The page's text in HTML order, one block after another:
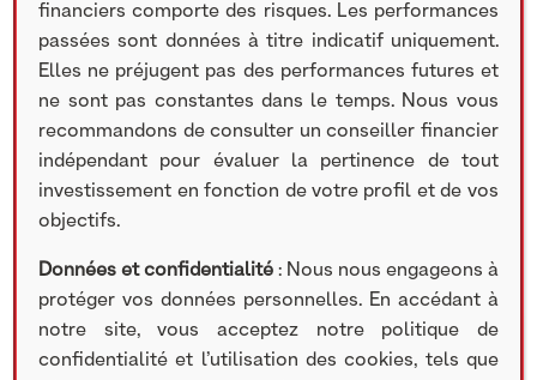
PUBLICATIONS
30 JANVIER 2023
financiers comporte des risques. Les performances
passées sont données à titre indicatif uniquement.
Elles ne préjugent pas des performances futures et
ne sont pas constantes dans le temps. Nous vous
recommandons de consulter un conseiller financier
indépendant pour évaluer la pertinence de tout
investissement en fonction de votre profil et de vos
objectifs.
Données et confidentialité : Nous nous engageons à
protéger vos données personnelles. En accédant à
notre site, vous acceptez notre politique de
confidentialité et l’utilisation des cookies, tels que